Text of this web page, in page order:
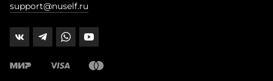
support@nuself.ru